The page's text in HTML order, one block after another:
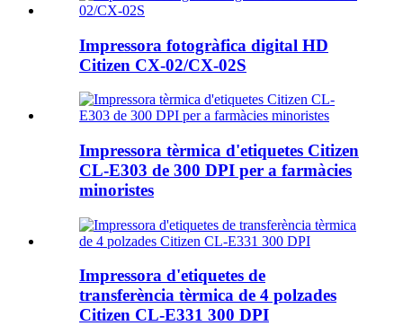
Impressora fotogràfica digital HD
Citizen CX-02/CX-02S
Impressora tèrmica d'etiquetes Citizen
CL-E303 de 300 DPI per a farmàcies
minoristes
Impressora d'etiquetes de
transferència tèrmica de 4 polzades
Citizen CL-E331 300 DPI